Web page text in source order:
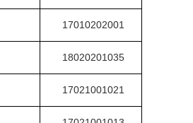
17010202001
18020201035
17021001021